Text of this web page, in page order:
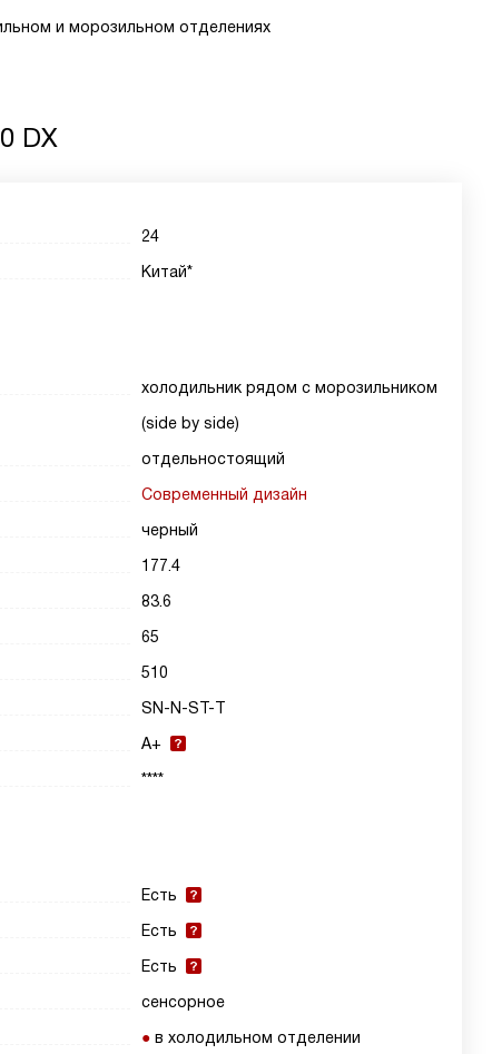
и морозильном отделениях
DX
24
Китай*
холодильник рядом с морозильником
(side by side)
отдельностоящий
Современный дизайн
черный
177.4
83.6
65
510
SN-N-ST-T
A+
****
Есть
Есть
Есть
сенсорное
в холодильном отделении